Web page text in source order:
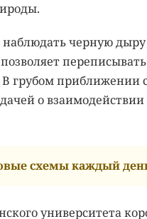
черную
грубом приближении
о
схемы каждый
университета